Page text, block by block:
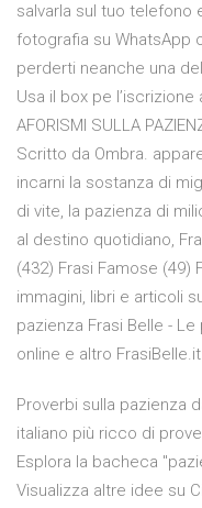
salvarla sul tuo telefono
fotografia su WhatsApp
perderti neanche una
Usa il box pe
AFORISMI SULLA
Scritto da Ombra.
incarni la sostanza di
di vite, la pazienza di
al destino quotidiano,
(432) Frasi Famose (49)
immagini, libri e articoli
pazienza Frasi Belle -
online e altro FrasiBelle.it
Proverbi sulla pazienza
italiano più ricco di
Esplora la bacheca
Visualizza altre idee su